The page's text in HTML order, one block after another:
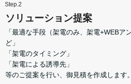
Step.2
ソリューション提案
「最適な手段（架電のみ、架電+WEBア
ど」
「架電のタイミング」
「架電による誘導先」
等のご提案を行い、御見積を作成します。